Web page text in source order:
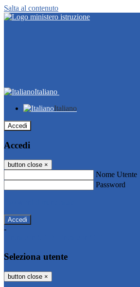
Salta al contenuto
Italiano
Italiano
Accedi
Accedi
button close ×
Nome Utente
Password
-
Seleziona utente
button close ×